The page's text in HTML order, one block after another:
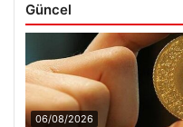
Güncel
06/08/2026